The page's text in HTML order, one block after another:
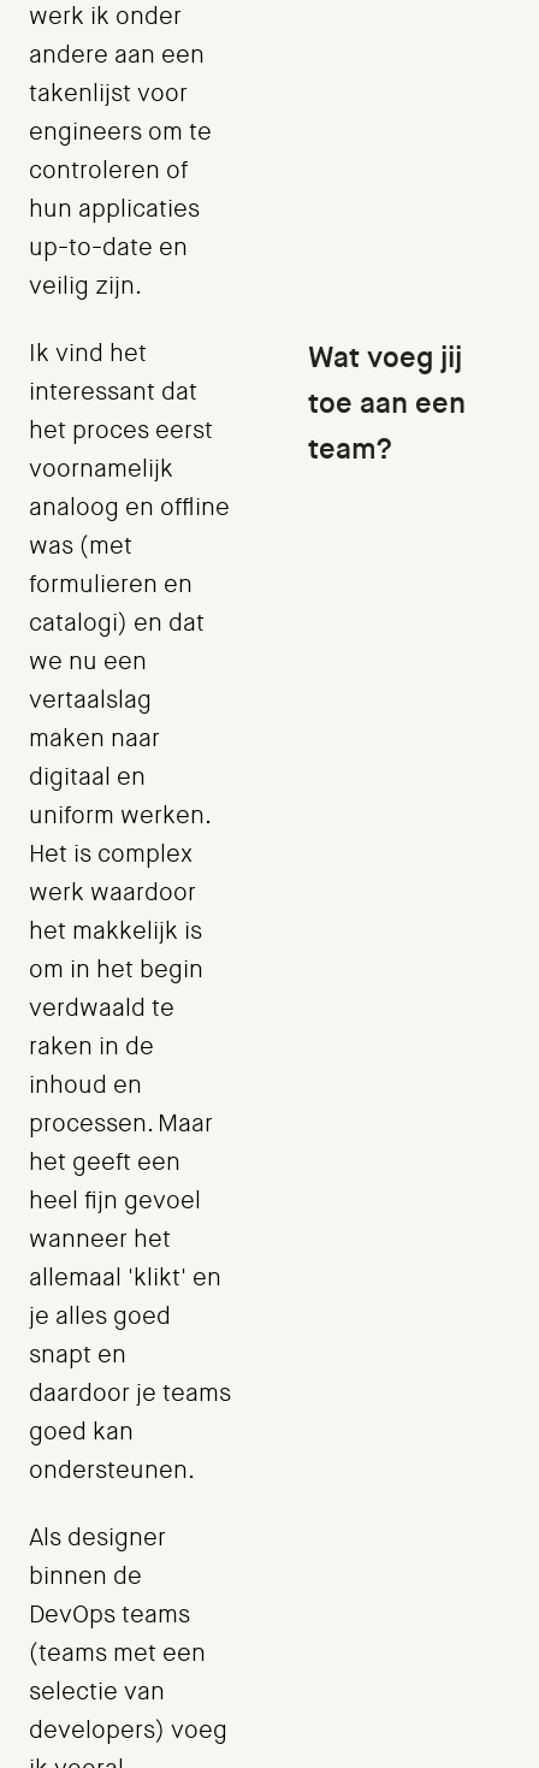
werk ik onder
andere aan een
takenlijst voor
engineers om te
controleren of
hun applicaties
up-to-date en
veilig zijn.
Ik vind het
interessant dat
het proces eerst
voornamelijk
analoog en offline
was (met
formulieren en
catalogi) en dat
we nu een
vertaalslag
maken naar
digitaal en
uniform werken.
Het is complex
werk waardoor
het makkelijk is
om in het begin
verdwaald te
raken in de
inhoud en
processen. Maar
het geeft een
heel fijn gevoel
wanneer het
allemaal 'klikt' en
je alles goed
snapt en
daardoor je teams
goed kan
ondersteunen.
Wat voeg jij
toe aan een
team?
Als designer
binnen de
DevOps teams
(teams met een
selectie van
developers) voeg